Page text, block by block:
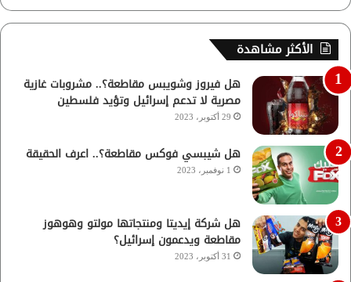
الأكثر مشاهدة
هل فيروز وشويبس مقاطعة؟.. مشروبات غازية
مصرية لا تدعم إسرائيل وتؤيد فلسطين
29 أكتوبر، 2023
هل شيبسي فوكس مقاطعة؟.. اعرف الحقيقة
1 نوفمبر، 2023
هل شركة إيديتا ومنتجاتها مولتو وهوهوز
مقاطعة ويدعمون إسرائيل؟
31 أكتوبر، 2023